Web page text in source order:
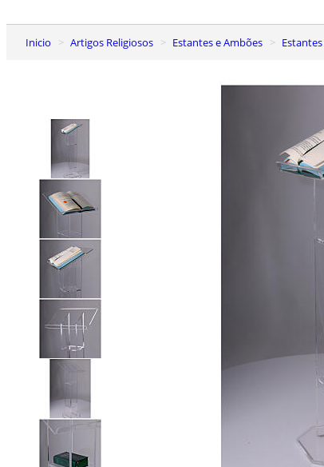
Inicio Artigos Religiosos Estantes e Ambões
Previous
slide
slide